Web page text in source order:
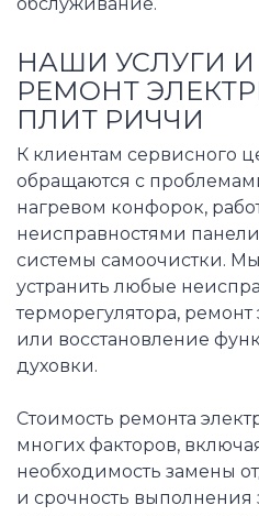
обслуживание.
НАШИ УСЛУГИ
РЕМОНТ
ПЛИТ РИЧЧИ
К клиентам сервисного
обращаются с
нагревом конфорок,
неисправностями
системы самоочистки.
устранить любые
терморегулятора,
или восстановление
духовки.
Стоимость ремонта
многих факторов,
необходимость замены
и срочность выполнения